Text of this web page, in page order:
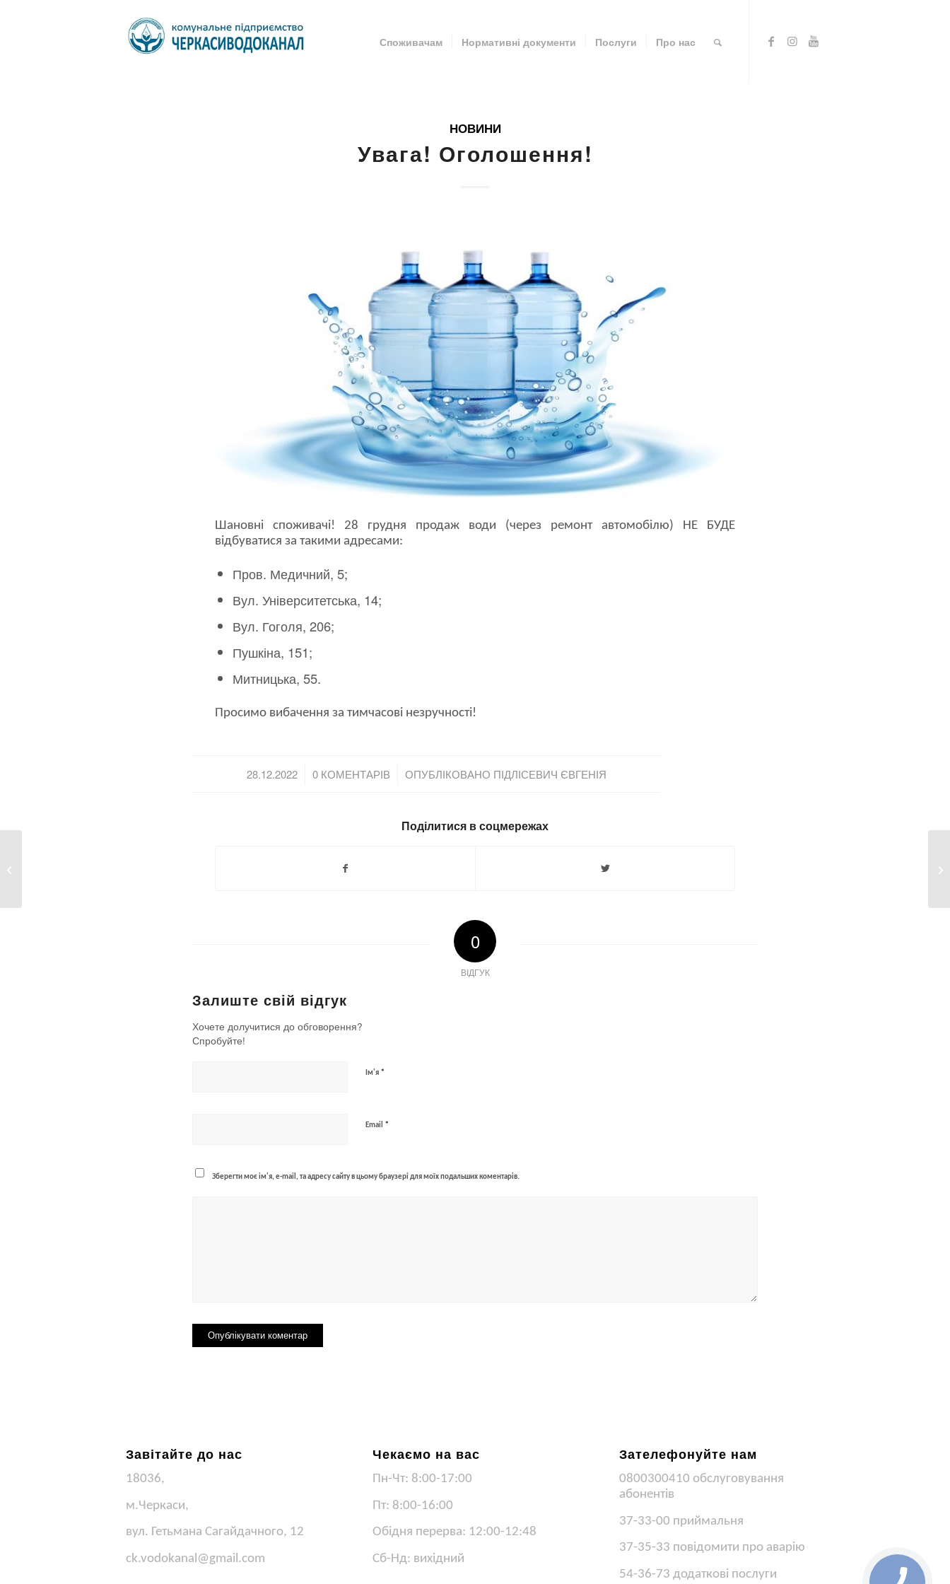
Споживачам Нормативні документи Послуги Про нас
НОВИНИ
Увага! Оголошення!
Шановні споживачі! 28 грудня продаж води (через ремонт автомобілю) НЕ БУДЕ
відбуватися за такими адресами:
Пров. Медичний, 5;
Вул. Університетська, 14;
Вул. Гоголя, 206;
Пушкіна, 151;
Митницька, 55.
Просимо вибачення за тимчасові незручності!
28.12.2022
/ 0 КОМЕНТАРІВ
/ ОПУБЛІКОВАНО ПІДЛІСЕВИЧ ЄВГЕНІЯ
Поділитися в соцмережах
0
ВІДГУК
Залиште свій відгук
Хочете долучитися до обговорення?
Спробуйте!
Ім'я *
Email *
Зберегти моє ім'я, e-mail, та адресу сайту в цьому браузері для моїх подальших коментарів.
Завітайте до нас
18036,
м.Черкаси,
вул. Гетьмана Сагайдачного, 12
ck.vodokanal@gmail.com
Чекаємо на вас
Пн-Чт: 8:00-17:00
Пт: 8:00-16:00
Обідня перерва: 12:00-12:48
Сб-Нд: вихідний
Зателефонуйте нам
0800300410 обслуговування
абонентів
37-33-00 приймальня
37-35-33 повідомити про аварію
54-36-73 додаткові послуги